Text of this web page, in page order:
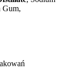
Gum,